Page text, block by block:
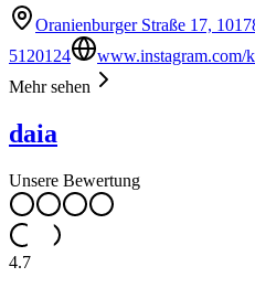
Oranienburger Straße 17,
5120124
www.instagram.com/
Mehr sehen
daia
Unsere Bewertung
4.7